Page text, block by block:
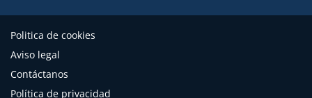
Politica de cookies
Aviso legal
Contáctanos
Política de privacidad